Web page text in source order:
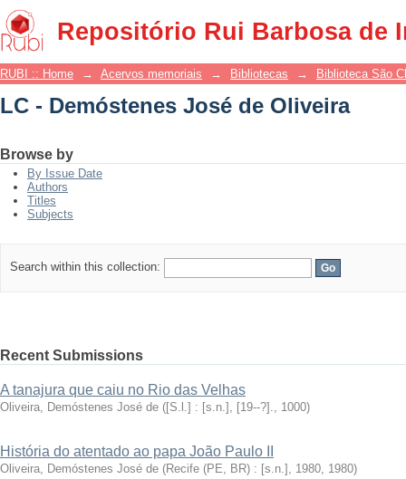
Repositório Rui Barbosa de
LC - Demóstenes José de Oliveira
RUBI :: Home → Acervos memoriais → Bibliotecas → Biblioteca São
LC - Demóstenes José de Oliveira
Browse by
By Issue Date
Authors
Titles
Subjects
Search within this collection:
Recent Submissions
A tanajura que caiu no Rio das Velhas
Oliveira, Demóstenes José de ([S.l.] : [s.n.], [19--?]., 1000)
História do atentado ao papa João Paulo II
Oliveira, Demóstenes José de (Recife (PE, BR) : [s.n.], 1980, 1980)